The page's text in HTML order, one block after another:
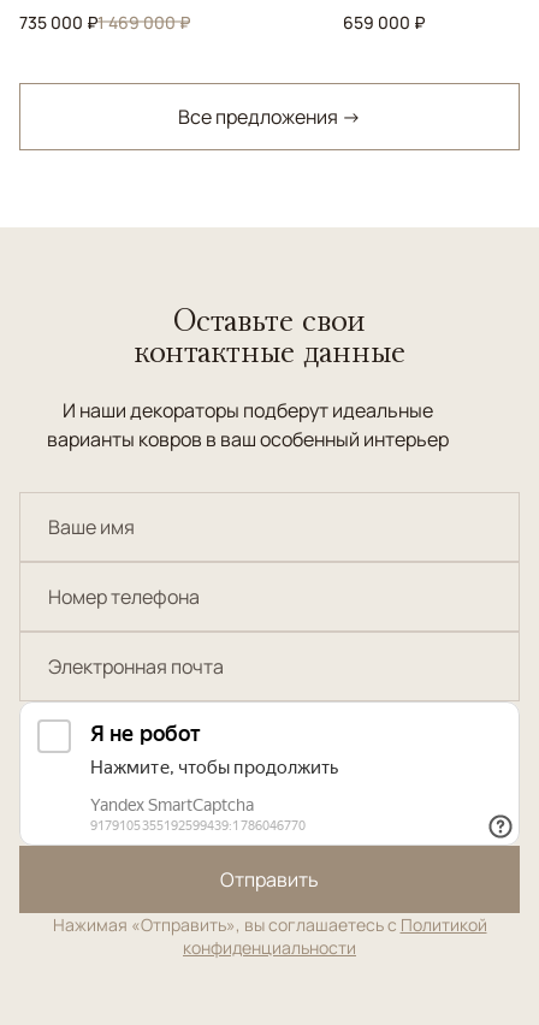
735 000 ₽1 469 000 ₽
659 000 ₽
Все предложения →
Оставьте свои
контактные данные
И наши декораторы подберут идеальные
варианты ковров в ваш особенный интерьер
Отправить
Нажимая «Отправить», вы соглашаетесь с Политикой
конфиденциальности